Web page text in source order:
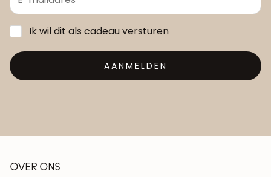
Ik wil dit als cadeau versturen
AANMELDEN
OVER ONS